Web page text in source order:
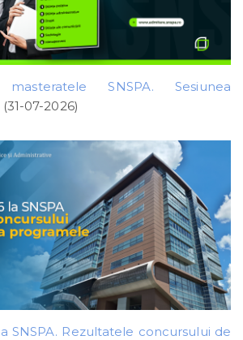
SNSPA. Sesiunea
(31-07-2026)
SNSPA. Rezultatele concursului de